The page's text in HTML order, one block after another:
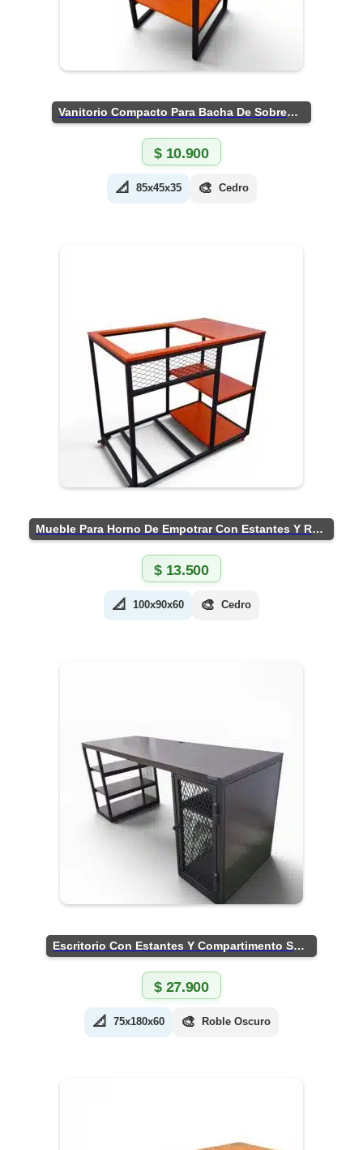
Vanitorio Compacto Para Bacha De Sobreponer
$10.900
📐 85x45x35 🎨 Cedro
Mueble Para Horno De Empotrar Con Estantes Y Ruedas
$13.500
📐 100x90x60 🎨 Cedro
Escritorio Con Estantes Y Compartimento Seguro
$27.900
📐 75x180x60 🎨 Roble Oscuro